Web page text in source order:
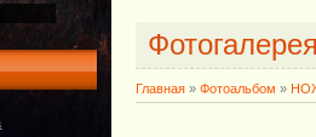
Главная » Фотоальбом »